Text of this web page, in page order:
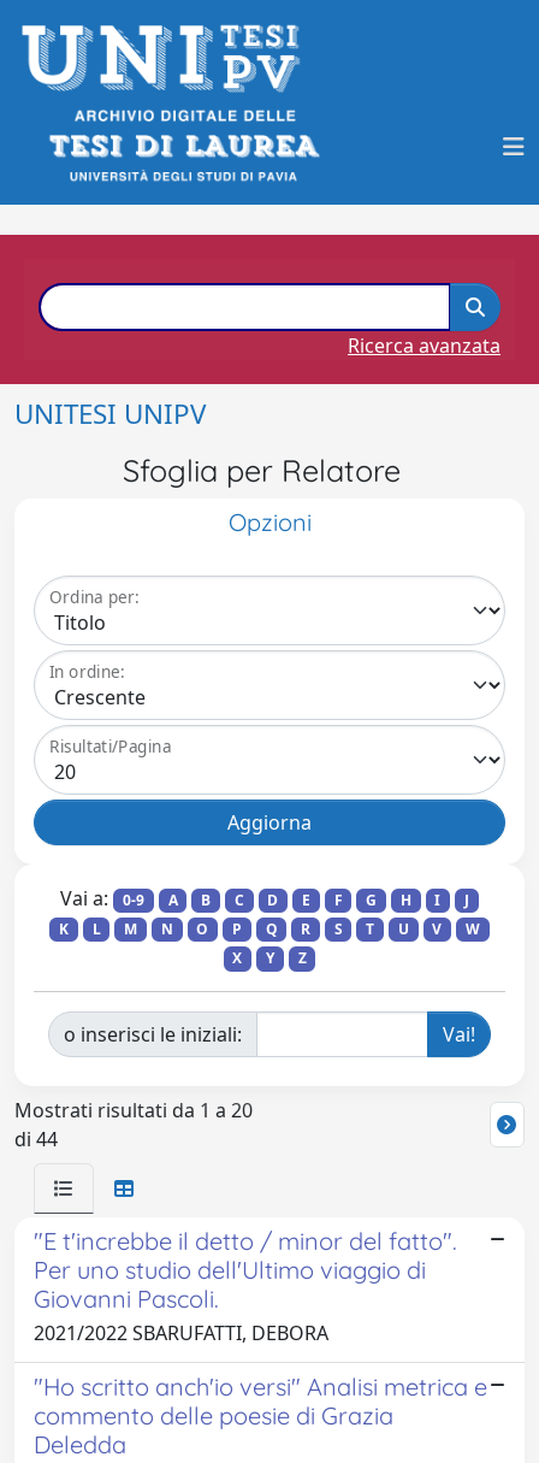
Ricerca avanzata
UNITESI UNIPV
Sfoglia per Relatore
Opzioni
Ordina per:
In ordine:
Risultati/Pagina
Vai a: 0-9 A B C D E F G H I
J
K
L M N O P Q R S T U V
W
X
Y Z
o inserisci le iniziali:
Mostrati risultati da 1 a 20
di 44
"E t'increbbe il detto / minor del fatto".
Per uno studio dell'Ultimo viaggio di
Giovanni Pascoli.
2021/2022 SBARUFATTI, DEBORA
"Ho scritto anch'io versi" Analisi metrica e
commento delle poesie di Grazia
Deledda